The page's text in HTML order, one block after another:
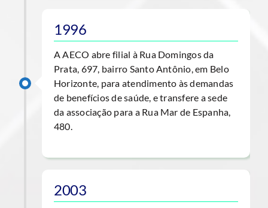
1996
A AECO abre filial à Rua Domingos da
Prata, 697, bairro Santo Antônio, em Belo
Horizonte, para atendimento às demandas
de benefícios de saúde, e transfere a sede
da associação para a Rua Mar de Espanha,
480.
2003